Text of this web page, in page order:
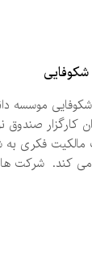
موسسه
کارگزار صندوق
مالکیت فکری
می کند. شرکت